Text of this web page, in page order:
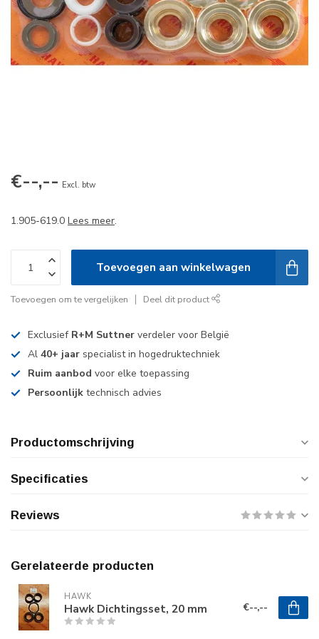
€--,-- Excl. btw
1.905-619.0 Lees meer.
Toevoegen aan winkelwagen
Toevoegen om te vergelijken Deel dit product
Exclusief R+M Suttner verdeler voor België
Al 40+ jaar specialist in hogedruktechniek
Ruim aanbod voor elke toepassing
Persoonlijk technisch advies
Productomschrijving
Specificaties
Reviews
Gerelateerde producten
HAWK
Hawk Dichtingsset, 20 mm €--,--